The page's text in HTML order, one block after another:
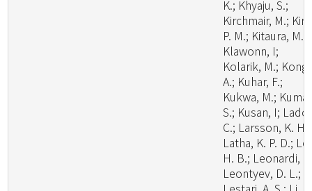
K.; Khyaju, S.;
Kirchmair, M.;
P. M.; Kitaura, M.
Klawonn, I;
Kolarik, M.; Kong,
A.; Kuhar, F.;
Kukwa, M.;
S.; Kusan, I; Lado,
C.; Larsson, K. H.;
Latha, K. P. D.;
H. B.; Leonardi,
Leontyev, D. L.;